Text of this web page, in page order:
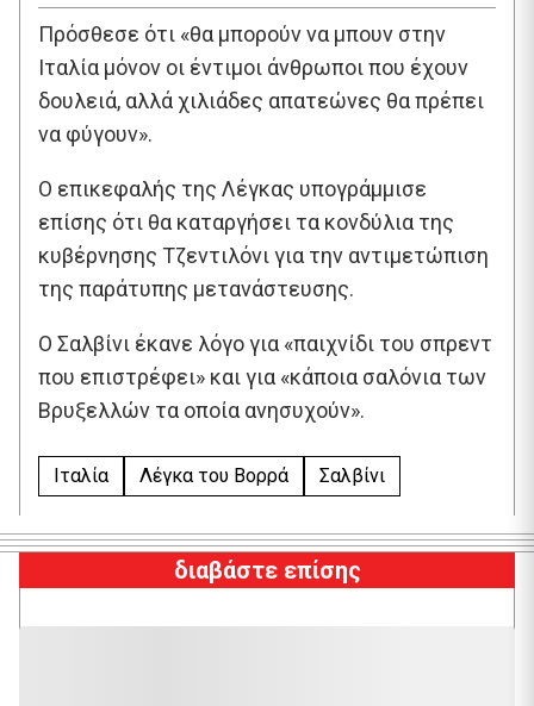
Πρόσθεσε ότι «θα μπορούν να μπουν στην
Ιταλία μόνον οι έντιμοι άνθρωποι που έχουν
δουλειά, αλλά χιλιάδες απατεώνες θα πρέπει
να φύγουν».
Ο επικεφαλής της Λέγκας υπογράμμισε
επίσης ότι θα καταργήσει τα κονδύλια της
κυβέρνησης Τζεντιλόνι για την αντιμετώπιση
της παράτυπης μετανάστευσης.
Ο Σαλβίνι έκανε λόγο για «παιχνίδι του σπρεντ
που επιστρέφει» και για «κάποια σαλόνια των
Βρυξελλών τα οποία ανησυχούν».
Ιταλία Λέγκα του Βορρά Σαλβίνι
διαβάστε επίσης